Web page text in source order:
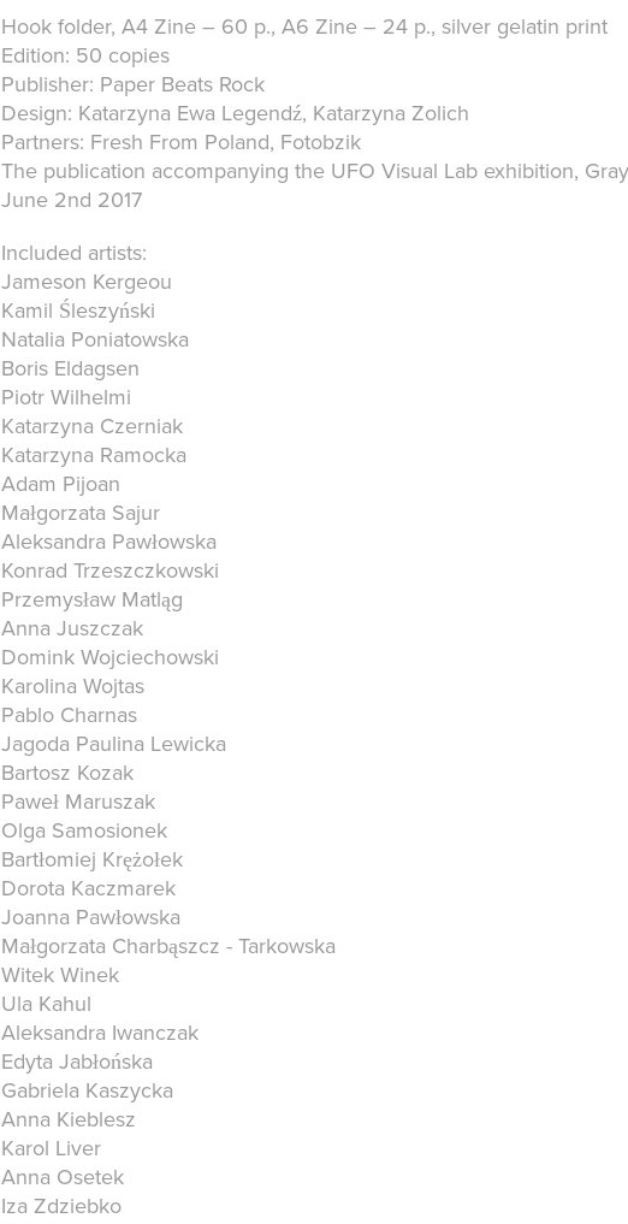
Hook folder, A4 Zine – 60 p., A6 Zine – 24 p., silver gelatin print
Edition: 50 copies
Publisher: Paper Beats Rock
Design: Katarzyna Ewa Legendź, Katarzyna Zolich
Partners: Fresh From Poland, Fotobzik
The publication accompanying the UFO Visual Lab exhibition,
June 2nd 2017
Included artists:
Jameson Kergeou
Kamil Śleszyński
Natalia Poniatowska
Boris Eldagsen
Piotr Wilhelmi
Katarzyna Czerniak
Katarzyna Ramocka
Adam Pijoan
Małgorzata Sajur
Aleksandra Pawłowska
Konrad Trzeszczkowski
Przemysław Matląg
Anna Juszczak
Domink Wojciechowski
Karolina Wojtas
Pablo Charnas
Jagoda Paulina Lewicka
Bartosz Kozak
Paweł Maruszak
Olga Samosionek
Bartłomiej Krężołek
Dorota Kaczmarek
Joanna Pawłowska
Małgorzata Charbąszcz - Tarkowska
Witek Winek
Ula Kahul
Aleksandra Iwanczak
Edyta Jabłońska
Gabriela Kaszycka
Anna Kieblesz
Karol Liver
Anna Osetek
Iza Zdziebko